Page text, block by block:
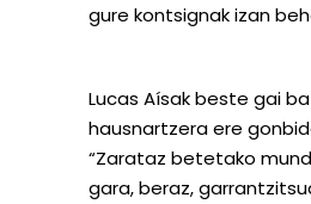
gure kontsignak izan
Lucas Aísak beste gai
hausnartzera ere
“Zarataz betetako
gara, beraz,